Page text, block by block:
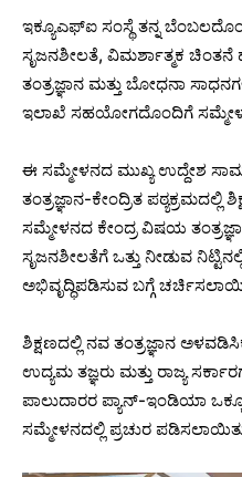
ಇಕ್ಯೂಎಫ್ಐ ಸಂಸ್ಥೆ ತನ್ನ
ಸೃಜನಶೀಲತೆ, ವಿಮರ್ಶಾತ್ಮಕ ಚಿಂತನೆ
ತಂತ್ರಜ್ಞಾನ ಮತ್ತು ಬೋಧನಾ
ಇಲಾಖೆ ಸಹಯೋಗದೊಂದಿಗೆ
ಈ ಸಮ್ಮೇಳನದ ಮುಖ್ಯ ಉದ್ದೇಶ
ತಂತ್ರಜ್ಞಾನ-ಕೇಂದ್ರಿತ ಪಠ್ಯಕ್ರಮದಲ್ಲಿ
ಸಮ್ಮೇಳನದ ಕೇಂದ್ರ ವಿಷಯ
ಸೃಜನಶೀಲತೆಗೆ ಒತ್ತು ನೀಡುವ
ಅಭಿವೃದ್ಧಿಪಡಿಸುವ ಬಗ್ಗೆ
ಶಿಕ್ಷಣದಲ್ಲಿ ನವ ತಂತ್ರಜ್ಞಾನ
ಉದ್ಯಮ ತಜ್ಞರು ಮತ್ತು ರಾಜ್ಯ
ಪಾಲುದಾರರ ಪ್ಯಾನ್-ಇಂಡಿಯಾ
ಸಮ್ಮೇಳನದಲ್ಲಿ ಪ್ರಚುರ